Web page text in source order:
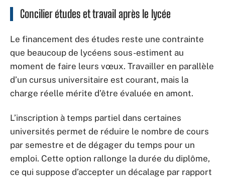
Concilier études et travail après le lycée
Le financement des études reste une contrainte
que beaucoup de lycéens sous-estiment au
moment de faire leurs vœux. Travailler en parallèle
d’un cursus universitaire est courant, mais la
charge réelle mérite d’être évaluée en amont.
L’inscription à temps partiel dans certaines
universités permet de réduire le nombre de cours
par semestre et de dégager du temps pour un
emploi. Cette option rallonge la durée du diplôme,
ce qui suppose d’accepter un décalage par rapport